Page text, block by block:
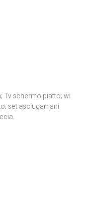
Tv schermo piatto; wi
set asciugamani